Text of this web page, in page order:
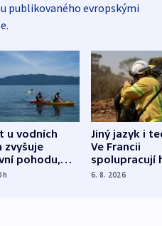
publikovaného evropskými
u vodních
zvyšuje
pohodu,
h
Jiný jazyk i
Ve Francii
spolupracují
různých zemí
6. 8. 2026